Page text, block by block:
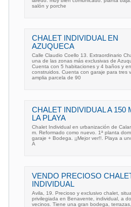
salón y porche
CHALET INDIVIDUAL EN
AZUQUECA
Calle Claudio Coello 13. Extraordinario
una de las zonas más exclusivas de
Cuenta con 5 habitaciones y 4 baños y
construidos. Cuenta con garaje para tres
amplia parcela de 90
CHALET INDIVIDUAL A 150
LA PLAYA
Chalet Individual en urbanización de
m. Reformado como nuevo. 1ª planta
garaje + Bodega. ¡¡Mejor ver!!. Playa a
A
VENDO PRECIOSO
INDIVIDUAL
Avila, 19. Precioso y exclusivo chalet,
privilegiada en Benavente, individual, a
vecinos. Tiene una gran bodega,